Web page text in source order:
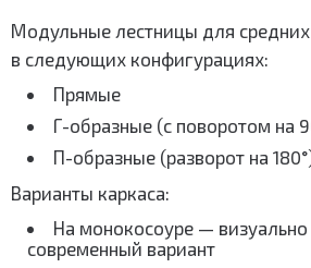
Модульные лестницы для
в следующих конфигурациях:
Прямые
Г-образные (с поворотом на
П-образные (разворот на
Варианты каркаса:
На монокосоуре — визуально
современный вариант